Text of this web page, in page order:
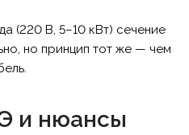
(220 В, 5–10 кВт) сечение
но принцип тот же — чем
и нюансы